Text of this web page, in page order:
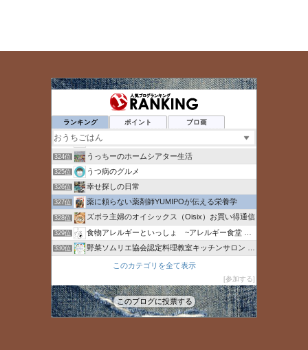
ランキング ポイント ブロ画
いらっしゃい！わが家のガレージcafeへ
ゆりなんLIFE
322位 貧乏な闘病日記 - 楽天ブログ
323位 人工肉 | 未来の食
324位 うっちーのホームシアター生活
325位 うつ病のグルメ
326位 幸せ探しの日常
327位 薬に頼らない薬剤師YUMIPOが伝える栄養学
328位 ズボラ主婦のオイシックス（Oisix）お買い得通信
329位 食物アレルギーといっしょ ~アレルギー食堂 よってんべぇ~
330位 野菜ソムリエ協会認定料理教室キッチンサロン ナチュベジライフ
命短し食せよカロリー
Oisix（オイシックス）の割引情報マニア
333位 きせつのあしあと
334位 みーmama blog
このカテゴリを全て表示
参加する
このブログに投票する